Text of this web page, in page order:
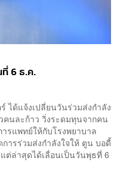
6 ธ.ค.
ได้แจ้งเปลี่ยนวันร่วมส่งกำลัง
คนละก้าว วิ่งระดมทุนจากคน
ารแพทย์ให้กับโรงพยาบาล
ารร่วมส่งกำลังใจให้ ตูน บอดี้
ต่ล่าสุดได้เลื่อนเป็นวันพุธที่ 6